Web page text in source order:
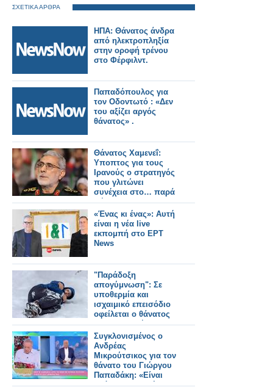
ΣΧΕΤΙΚΑ ΑΡΘΡΑ
ΗΠΑ: Θάνατος άνδρα
από ηλεκτροπληξία
στην οροφή τρένου
στο Φέρφιλντ.
Παπαδόπουλος για
τον Οδοντωτό : «Δεν
του αξίζει αργός
θάνατος» .
Θάνατος Χαμενεΐ:
Υποπτος για τους
Ιρανούς ο στρατηγός
που γλιτώνει
συνέχεια στο… παρά
πέντε
«Ένας κι ένας»: Αυτή
είναι η νέα live
εκπομπή στο ΕΡΤ
News
"Παράδοξη
απογύμνωση": Σε
υποθερμία και
ισχαιμικό επεισόδιο
οφείλεται ο θάνατος
του Πυροσβέστη στο
Μπέλες
Συγκλονισμένος ο
Ανδρέας
Μικρούτσικος για τον
θάνατο του Γιώργου
Παπαδάκη: «Είναι
αδόκητος για μένα